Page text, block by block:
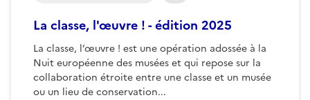
La classe, l'œuvre ! - édition 2025
La classe, l’œuvre ! est une opération adossée à la
Nuit européenne des musées et qui repose sur la
collaboration étroite entre une classe et un musée
ou un lieu de conservation...